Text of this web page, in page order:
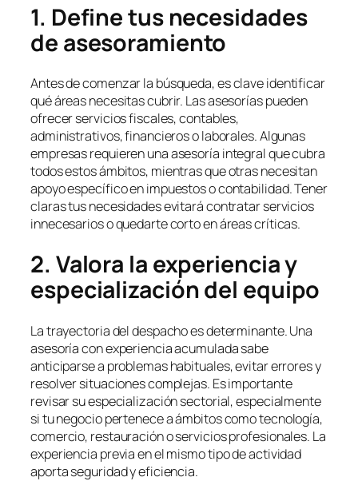
1. Define tus necesidades
de asesoramiento
Antes de comenzar la búsqueda, es clave identificar
qué áreas necesitas cubrir. Las asesorías pueden
ofrecer servicios fiscales, contables,
administrativos, financieros o laborales. Algunas
empresas requieren una asesoría integral que cubra
todos estos ámbitos, mientras que otras necesitan
apoyo específico en impuestos o contabilidad. Tener
claras tus necesidades evitará contratar servicios
innecesarios o quedarte corto en áreas críticas.
2. Valora la experiencia y
especialización del equipo
La trayectoria del despacho es determinante. Una
asesoría con experiencia acumulada sabe
anticiparse a problemas habituales, evitar errores y
resolver situaciones complejas. Es importante
revisar su especialización sectorial, especialmente
si tu negocio pertenece a ámbitos como tecnología,
comercio, restauración o servicios profesionales. La
experiencia previa en el mismo tipo de actividad
aporta seguridad y eficiencia.